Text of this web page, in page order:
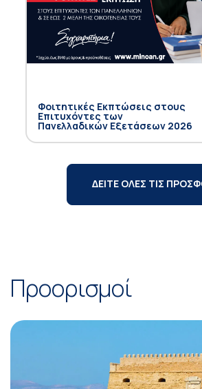
Φοιτητικές Εκπτώσεις στους
Επιτυχόντες των
Πανελλαδικών Εξετάσεων 2026
ΔΕΙΤΕ ΟΛΕΣ ΤΙΣ
Προορισμοί